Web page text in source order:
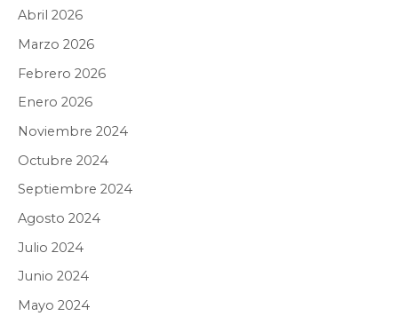
Abril 2026
Marzo 2026
Febrero 2026
Enero 2026
Noviembre 2024
Octubre 2024
Septiembre 2024
Agosto 2024
Julio 2024
Junio 2024
Mayo 2024